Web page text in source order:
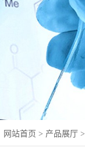
网站首页 > 产品展厅 >